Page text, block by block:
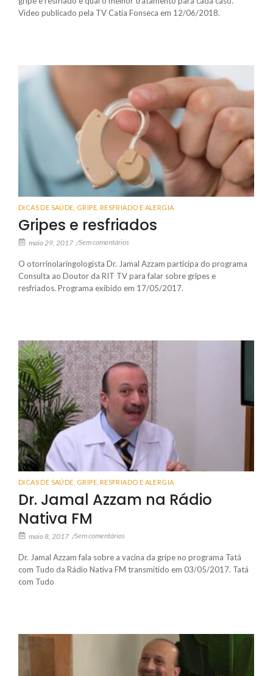
Vídeo publicado pela TV Catia Fonseca em 12/06/2018.
DICAS DE SAÚDE GRIPE, RESFRIADO E ALERGIA
Gripes e resfriados
maio 29, 2017 /Sem comentários
O otorrinolaringologista Dr. Jamal Azzam participa do programa
Consulta ao Doutor da RIT TV para falar sobre gripes e
resfriados. Programa exibido em 17/05/2017.
DICAS DE SAÚDE GRIPE, RESFRIADO E ALERGIA
Dr. Jamal Azzam na Rádio
Nativa FM
maio 8, 2017 /Sem comentários
Dr. Jamal Azzam fala sobre a vacina da gripe no programa Tatá
com Tudo da Rádio Nativa FM transmitido em 03/05/2017. Tatá
com Tudo